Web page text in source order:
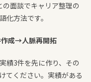
面談でキャリア整理の
化方法です。
成→人脈再開拓
績3件を先に作り、その
てください。実績がある